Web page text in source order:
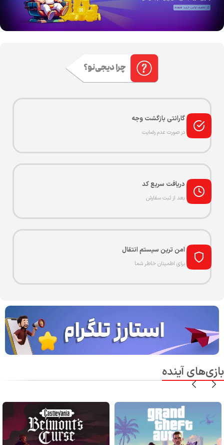
گارانتی بازگشت وجه
در صورت عدم رضایت
دریافت سریع کد
بعد از ثبت سفارش
امن ترین سیستم انتقال
برای اطمینان خاطر شما
بازی‌های آینده